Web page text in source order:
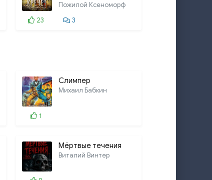
Пожилой Ксеноморф
23
3
Слимпер
Михаил Бабкин
1
Мёртвые течения
Виталий Винтер